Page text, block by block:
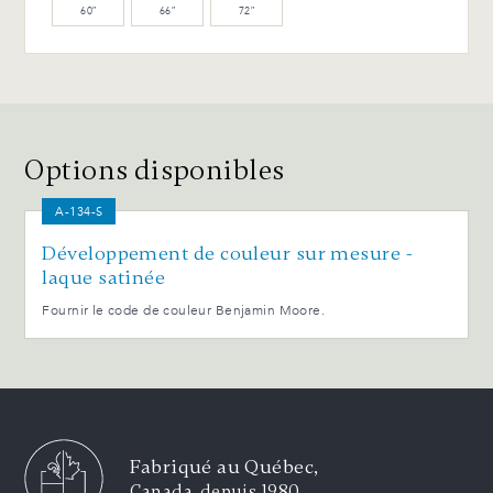
60″ 66″ 72″
Options disponibles
A-134-S
Développement de couleur sur mesure -
laque satinée
Fournir le code de couleur Benjamin Moore.
Fabriqué au Québec,